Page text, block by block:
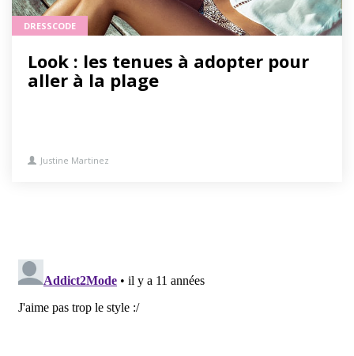
DRESSCODE
Look : les tenues à adopter pour
aller à la plage
Justine Martinez